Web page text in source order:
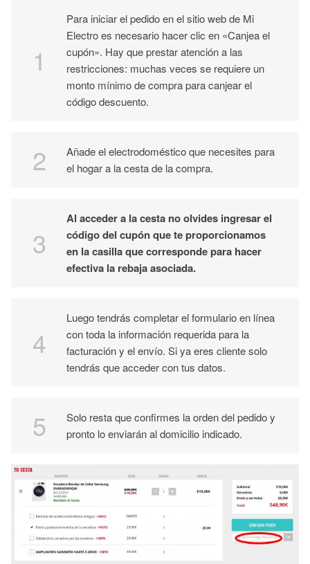
Para iniciar el pedido en el sitio web de Mi
Electro es necesario hacer clic en «Canjea el
cupón». Hay que prestar atención a las
restricciones: muchas veces se requiere un
monto mínimo de compra para canjear el
código descuento.
Añade el electrodoméstico que necesites para
el hogar a la cesta de la compra.
Al acceder a la cesta no olvides ingresar el
código del cupón que te proporcionamos
en la casilla que corresponde para hacer
efectiva la rebaja asociada.
Luego tendrás completar el formulario en línea
con toda la información requerida para la
facturación y el envío. Si ya eres cliente solo
tendrás que acceder con tus datos.
Solo resta que confirmes la orden del pedido y
pronto lo enviarán al domicilio indicado.